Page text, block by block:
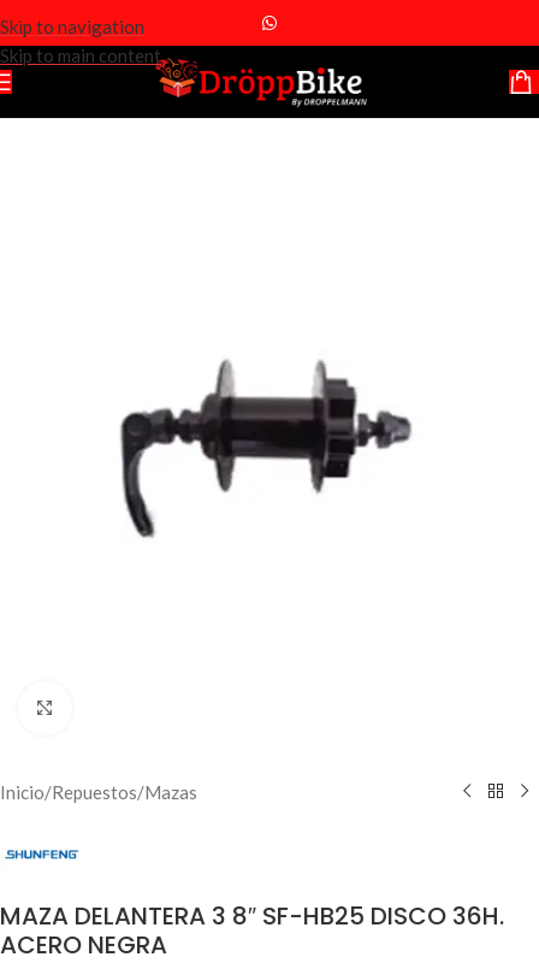
Skip to navigation
Skip to main content
Inicio/Repuestos/Mazas
MAZA DELANTERA 3 8″ SF-HB25 DISCO 36H.
ACERO NEGRA